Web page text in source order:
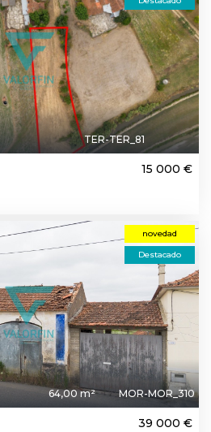
TER-TER_81
15 000 €
novedad
Destacado
64,00 m² MOR-MOR_310
39 000 €